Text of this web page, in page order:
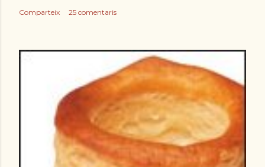
Comparteix 25 comentaris